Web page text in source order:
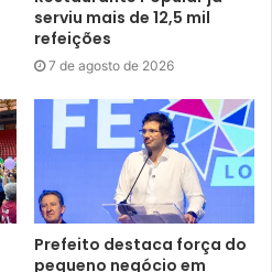
serviu mais de 12,5 mil
refeições
7 de agosto de 2026
Prefeito destaca força do
pequeno negócio em